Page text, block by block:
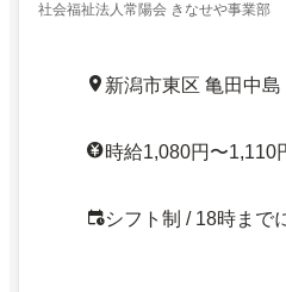
社会福祉法人常陽会 きなせや事業部
新潟市東区 亀田中
時給1,080円〜1,110
シフト制 / 18時まで